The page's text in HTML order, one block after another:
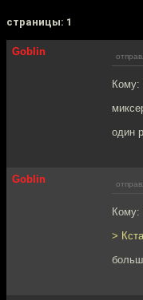
cтраницы: 1
Goblin
Кому:
один
Goblin
Кому:
>